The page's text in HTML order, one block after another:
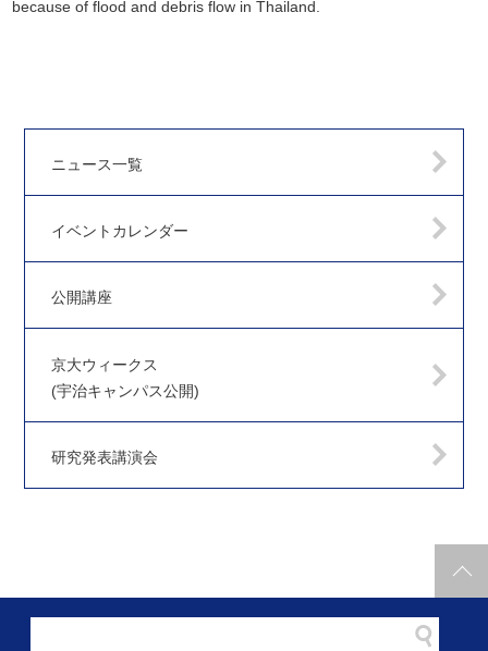
because of flood and debris flow in Thailand.
ニュース一覧
イベントカレンダー
公開講座
京大ウィークス
(宇治キャンパス公開)
研究発表講演会